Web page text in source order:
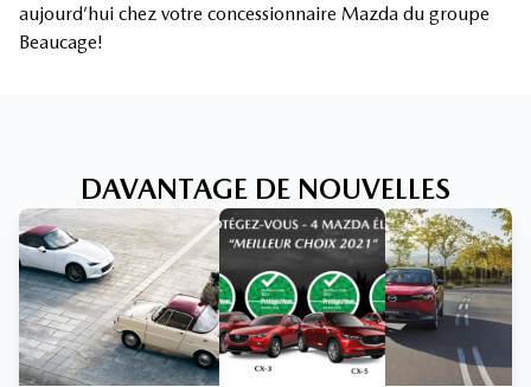
aujourd’hui chez votre concessionnaire Mazda du groupe
Beaucage!
DAVANTAGE DE NOUVELLES